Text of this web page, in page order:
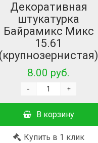
Декоративная
штукатурка
Байрамикс Микс
15.61
(крупнозернистая)
8.00 руб.
+
-
В корзину
Купить в 1 клик